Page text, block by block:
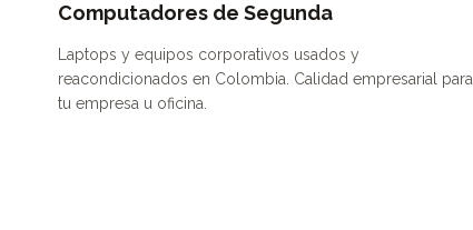
Computadores de Segunda
Laptops y equipos corporativos usados y
reacondicionados en Colombia. Calidad empresarial para
tu empresa u oficina.